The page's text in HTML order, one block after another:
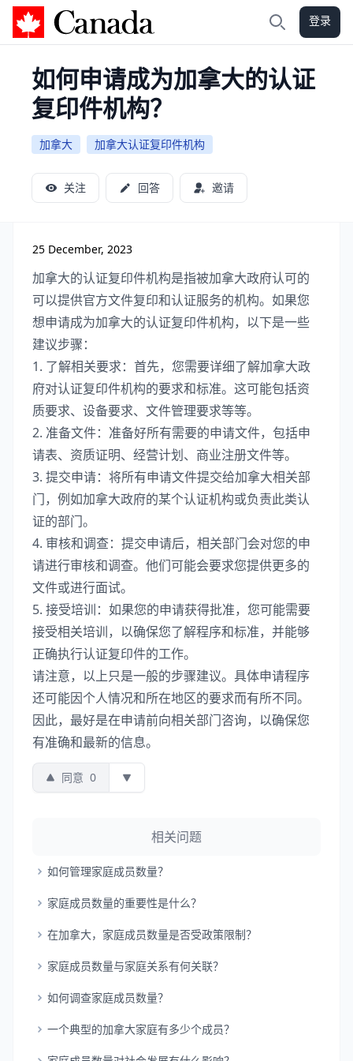
加拿大攻略 登录
如何申请成为加拿大的认证
复印件机构？
加拿大 加拿大认证复印件机构
关注 回答 邀请
25 December, 2023
加拿大的认证复印件机构是指被加拿大政府认可的
可以提供官方文件复印和认证服务的机构。如果您
想申请成为加拿大的认证复印件机构，以下是一些
建议步骤：
1. 了解相关要求：首先，您需要详细了解加拿大政
府对认证复印件机构的要求和标准。这可能包括资
质要求、设备要求、文件管理要求等等。
2. 准备文件：准备好所有需要的申请文件，包括申
请表、资质证明、经营计划、商业注册文件等。
3. 提交申请：将所有申请文件提交给加拿大相关部
门，例如加拿大政府的某个认证机构或负责此类认
证的部门。
4. 审核和调查：提交申请后，相关部门会对您的申
请进行审核和调查。他们可能会要求您提供更多的
文件或进行面试。
5. 接受培训：如果您的申请获得批准，您可能需要
接受相关培训，以确保您了解程序和标准，并能够
正确执行认证复印件的工作。
请注意，以上只是一般的步骤建议。具体申请程序
还可能因个人情况和所在地区的要求而有所不同。
因此，最好是在申请前向相关部门咨询，以确保您
有准确和最新的信息。
同意 0
相关问题
如何管理家庭成员数量？
家庭成员数量的重要性是什么？
在加拿大，家庭成员数量是否受政策限制？
家庭成员数量与家庭关系有何关联？
如何调查家庭成员数量？
一个典型的加拿大家庭有多少个成员？